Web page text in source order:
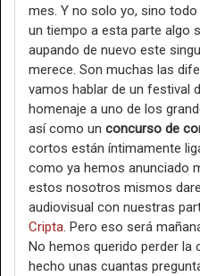
mes. Y no solo yo, sino todo
un tiempo a esta parte algo
aupando de nuevo este
merece. Son muchas las
vamos hablar de un festival
homenaje a uno de los
así como un concurso de
cortos están íntimamente
como ya hemos anunciado
estos nosotros mismos
audiovisual con nuestras
Cripta. Pero eso será
No hemos querido perder la
hecho unas cuantas